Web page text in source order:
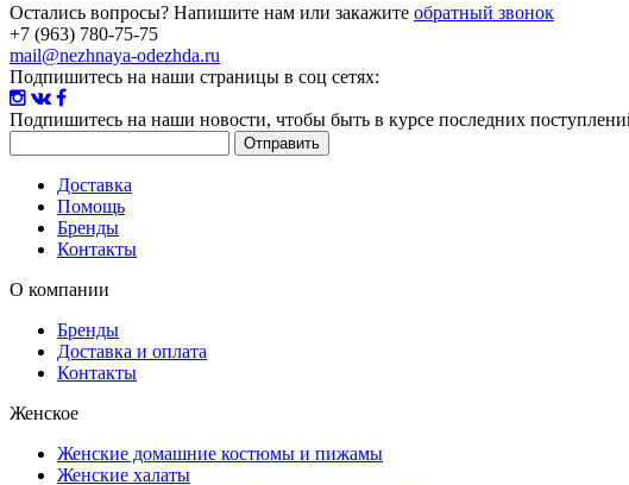
Остались вопросы? Напишите нам или закажите обратный звонок
+7 (963) 780-75-75
mail@nezhnaya-odezhda.ru
Подпишитесь на наши страницы в соц сетях:
Подпишитесь на наши новости, чтобы быть в курсе последних
Доставка
Помощь
Бренды
Контакты
О компании
Бренды
Доставка и оплата
Контакты
Женское
Женские домашние костюмы и пижамы
Женские халаты